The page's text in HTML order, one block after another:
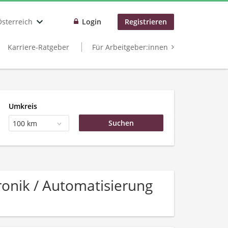
Login Registrieren
Karriere-Ratgeber Für Arbeitgeber:innen
Umkreis
100 km
/ Automatisierung